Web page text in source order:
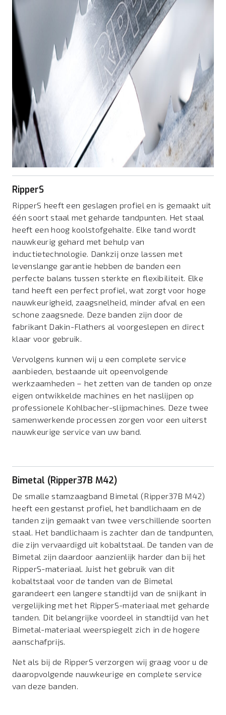
RipperS
RipperS heeft een geslagen profiel en is gemaakt uit
één soort staal met geharde tandpunten. Het staal
heeft een hoog koolstofgehalte. Elke tand wordt
nauwkeurig gehard met behulp van
inductietechnologie. Dankzij onze lassen met
levenslange garantie hebben de banden een
perfecte balans tussen sterkte en flexibiliteit. Elke
tand heeft een perfect profiel, wat zorgt voor hoge
nauwkeurigheid, zaagsnelheid, minder afval en een
schone zaagsnede. Deze banden zijn door de
fabrikant Dakin-Flathers al voorgeslepen en direct
klaar voor gebruik.
Vervolgens kunnen wij u een complete service
aanbieden, bestaande uit opeenvolgende
werkzaamheden – het zetten van de tanden op onze
eigen ontwikkelde machines en het naslijpen op
professionele Kohlbacher-slijpmachines. Deze twee
samenwerkende processen zorgen voor een uiterst
nauwkeurige service van uw band.
Bimetal (Ripper37B M42)
De smalle stamzaagband Bimetal (Ripper37B M42)
heeft een gestanst profiel, het bandlichaam en de
tanden zijn gemaakt van twee verschillende soorten
staal. Het bandlichaam is zachter dan de tandpunten,
die zijn vervaardigd uit kobaltstaal. De tanden van de
Bimetal zijn daardoor aanzienlijk harder dan bij het
RipperS-materiaal. Juist het gebruik van dit
kobaltstaal voor de tanden van de Bimetal
garandeert een langere standtijd van de snijkant in
vergelijking met het RipperS-materiaal met geharde
tanden. Dit belangrijke voordeel in standtijd van het
Bimetal-materiaal weerspiegelt zich in de hogere
aanschafprijs.
Net als bij de RipperS verzorgen wij graag voor u de
daaropvolgende nauwkeurige en complete service
van deze banden.